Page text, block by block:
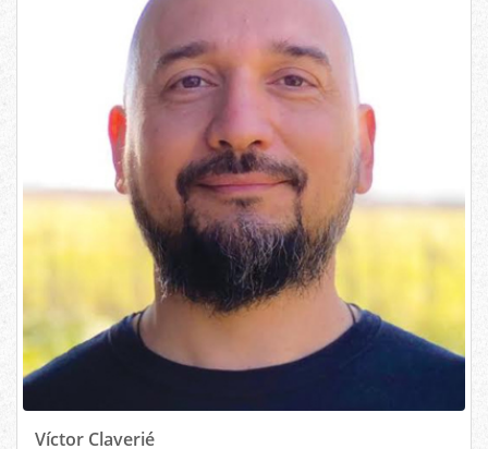
Víctor Claverié